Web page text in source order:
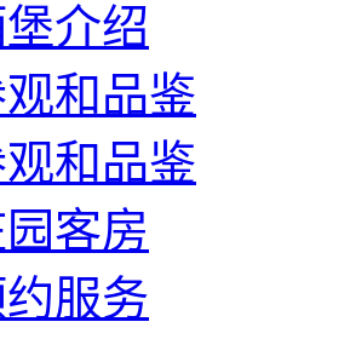
介绍
和品鉴
和品鉴
客房
服务